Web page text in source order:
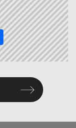
共
有